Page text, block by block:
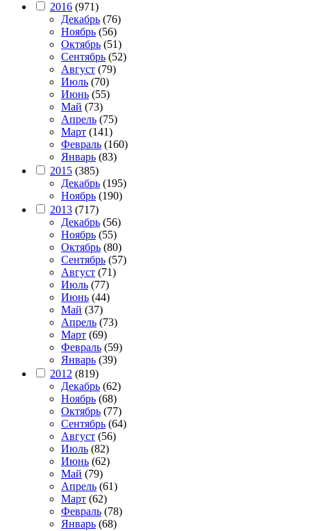
2016 (971)
Декабрь (76)
Ноябрь (56)
Октябрь (51)
Сентябрь (52)
Август (79)
Июль (70)
Июнь (55)
Май (73)
Апрель (75)
Март (141)
Февраль (160)
Январь (83)
2015 (385)
Декабрь (195)
Ноябрь (190)
2013 (717)
Декабрь (56)
Ноябрь (55)
Октябрь (80)
Сентябрь (57)
Август (71)
Июль (77)
Июнь (44)
Май (37)
Апрель (73)
Март (69)
Февраль (59)
Январь (39)
2012 (819)
Декабрь (62)
Ноябрь (68)
Октябрь (77)
Сентябрь (64)
Август (56)
Июль (82)
Июнь (62)
Май (79)
Апрель (61)
Март (62)
Февраль (78)
Январь (68)